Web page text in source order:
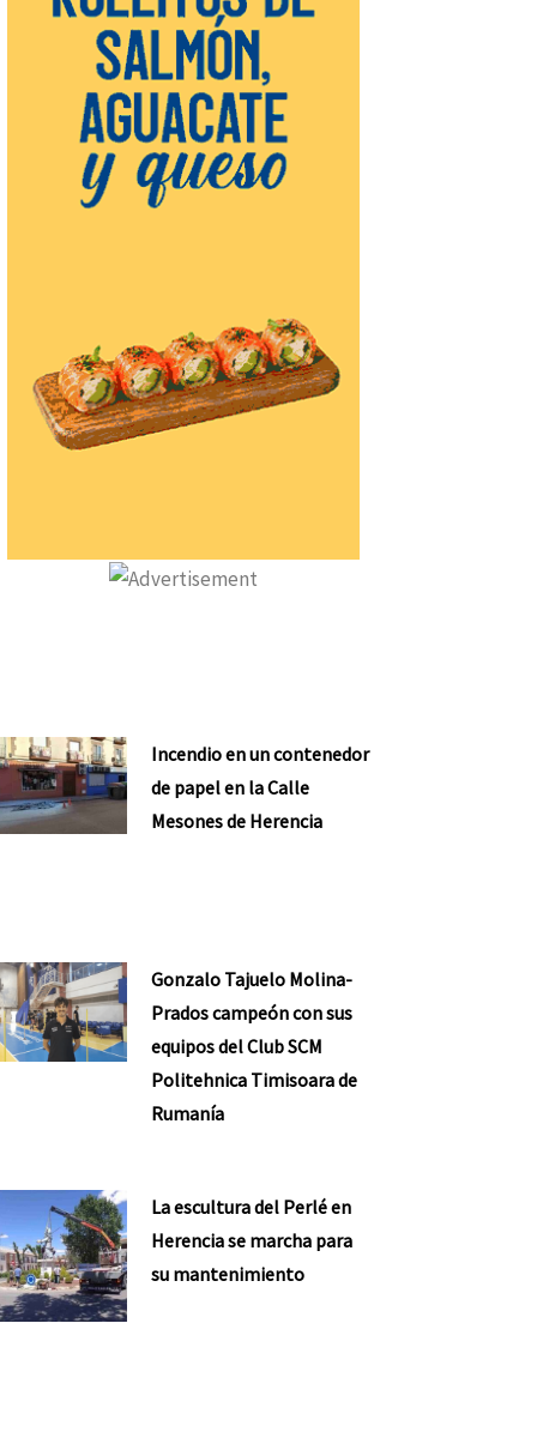
Incendio en un contenedor
de papel en la Calle
Mesones de Herencia
Gonzalo Tajuelo Molina-
Prados campeón con sus
equipos del Club SCM
Politehnica Timisoara de
Rumanía
La escultura del Perlé en
Herencia se marcha para
su mantenimiento